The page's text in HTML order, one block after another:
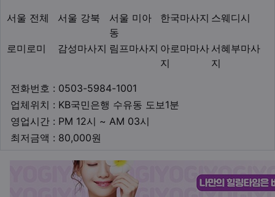
서울 전체 서울 강북
서울 미아
동
지역1 한국마사지 스웨디시
로미로미 감성마사지 림프마사지 아로마마사
지
서혜부마사
지
테마
전화번호 : 0503-5984-1001
업체위치 : KB국민은행 수유동 도보1분
영업시간 : PM 12시 ~ AM 03시
최저금액 : 80,000원